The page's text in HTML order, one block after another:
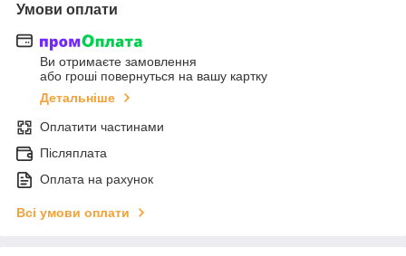
Умови оплати
Ви отримаєте замовлення
або гроші повернуться на вашу картку
Детальніше
Оплатити частинами
Післяплата
Оплата на рахунок
Всі умови оплати